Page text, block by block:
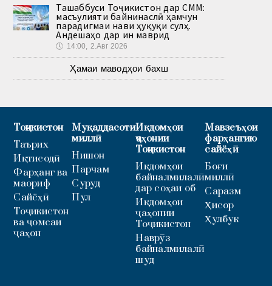
Ташаббуси Тоҷикистон дар СММ:
масъулияти байнинаслӣ ҳамчун
парадигмаи нави ҳуқуқи сулҳ.
Андешаҳо дар ин маврид
🕔 14:00, 2.Авг 2026
Ҳамаи маводҳои бахш
Тоҷикистон
Таърих
Иқтисодӣ
Фарҳанг ва
маориф
Сайёҳӣ
Тоҷикистон
ва ҷомеаи
ҷаҳон
Муқаддасоти
миллӣ
Нишон
Парчам
Суруд
Пул
Иқдомҳои
ҷаҳонии
Тоҷикистон
Иқдомҳои
байналмилалӣ
дар соҳаи об
Иқдомҳои
ҷаҳонии
Тоҷикистон
Наврӯз
байналмилалӣ
шуд
Мавзеъҳои
фарҳангию
сайёҳӣ
Боғи
миллӣ
Саразм
Ҳисор
Ҳулбук